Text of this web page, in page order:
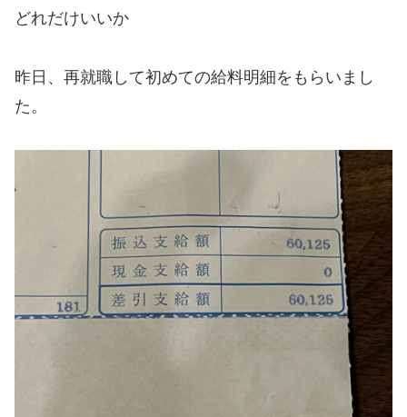
どれだけいいか
昨日、再就職して初めての給料明細をもらいまし
た。